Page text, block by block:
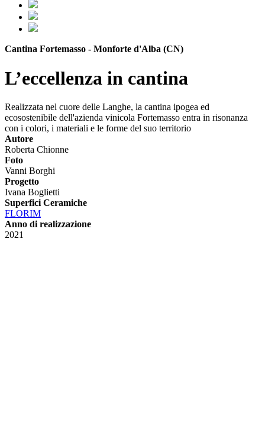
Cantina Fortemasso - Monforte d'Alba (CN)
L’eccellenza in cantina
Realizzata nel cuore delle Langhe, la cantina ipogea ed
ecosostenibile dell'azienda vinicola Fortemasso entra in risonanza
con i colori, i materiali e le forme del suo territorio
Autore
Roberta Chionne
Foto
Vanni Borghi
Progetto
Ivana Boglietti
Superfici Ceramiche
FLORIM
Anno di realizzazione
2021